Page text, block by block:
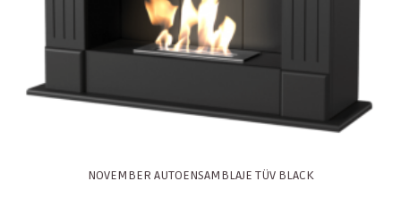
NOVEMBER AUTOENSAMBLAJE TÜV BLACK